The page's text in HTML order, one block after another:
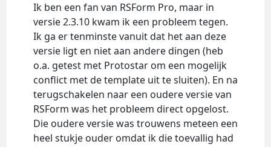
Ik ben een fan van RSForm Pro, maar in
versie 2.3.10 kwam ik een probleem tegen.
Ik ga er tenminste vanuit dat het aan deze
versie ligt en niet aan andere dingen (heb
o.a. getest met Protostar om een mogelijk
conflict met de template uit te sluiten). En na
terugschakelen naar een oudere versie van
RSForm was het probleem direct opgelost.
Die oudere versie was trouwens meteen een
heel stukje ouder omdat ik die toevallig had